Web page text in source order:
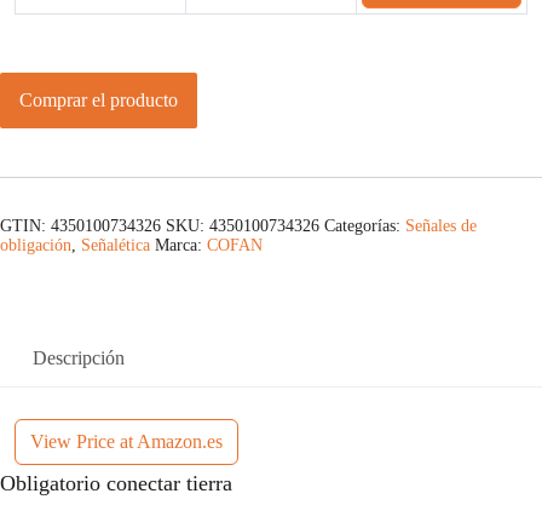
Comprar el producto
GTIN: 4350100734326 SKU: 4350100734326 Categorías: Señales de
obligación, Señalética Marca: COFAN
Descripción
View Price at Amazon.es
Obligatorio conectar tierra